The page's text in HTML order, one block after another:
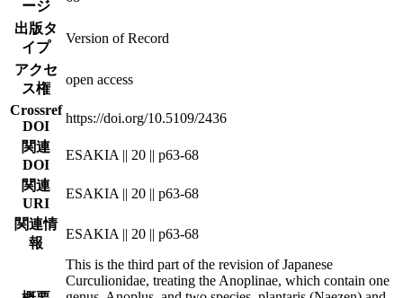
ージ
出版タ
イプ
Version of Record
アクセ
ス権
open access
Crossref
DOI
https://doi.org/10.5109/2436
関連
DOI
ESAKIA || 20 || p63-68
関連
URI
ESAKIA || 20 || p63-68
関連情
報
ESAKIA || 20 || p63-68
This is the third part of the revision of Japanese
Curculionidae, treating the Anoplinae, which contain one